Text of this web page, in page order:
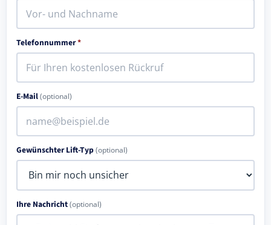
Telefonnummer*
E-Mail(optional)
Gewünschter Lift-Typ(optional)
Ihre Nachricht(optional)